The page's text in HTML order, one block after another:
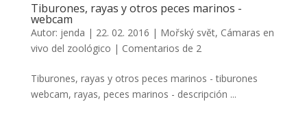
Tiburones, rayas y otros peces marinos -
webcam
Autor: jenda | 22. 02. 2016 | Mořský svět, Cámaras en
vivo del zoológico | Comentarios de 2
Tiburones, rayas y otros peces marinos - tiburones
webcam, rayas, peces marinos - descripción ...